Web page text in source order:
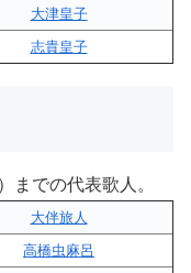
大津皇子
志貴皇子
までの代表歌人。
大伴旅人
高橋虫麻呂